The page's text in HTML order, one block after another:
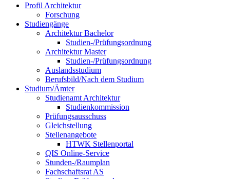
Profil Architektur
Forschung
Studiengänge
Architektur Bachelor
Studien-/Prüfungsordnung
Architektur Master
Studien-/Prüfungsordnung
Auslandsstudium
Berufsbild/Nach dem Studium
Studium/Ämter
Studienamt Architektur
Studienkommission
Prüfungsausschuss
Gleichstellung
Stellenangebote
HTWK Stellenportal
QIS Online-Service
Stunden-/Raumplan
Fachschaftsrat AS